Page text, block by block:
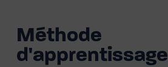
Méthode
d'apprentissage